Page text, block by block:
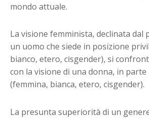
mondo attuale.
La visione femminista, declinata dal
un uomo che siede in posizione
bianco, etero, cisgender), si
con la visione di una donna, in
(femmina, bianca, etero, cisgender).
La presunta superiorità di un